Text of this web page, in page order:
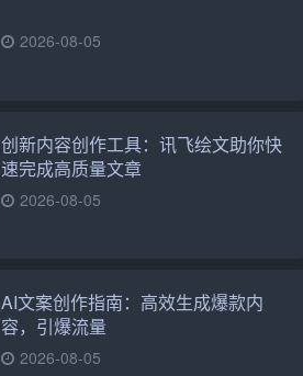
2026-08-05
创新内容创作工具：讯飞绘文助你快
速完成高质量文章
2026-08-05
AI文案创作指南：高效生成爆款内
容，引爆流量
2026-08-05